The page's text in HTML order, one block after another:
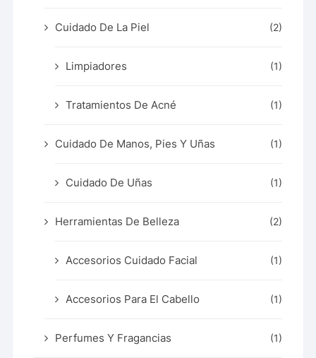
Cuidado De La Piel (2)
Limpiadores (1)
Tratamientos De Acné (1)
Cuidado De Manos, Pies Y Uñas (1)
Cuidado De Uñas (1)
Herramientas De Belleza (2)
Accesorios Cuidado Facial (1)
Accesorios Para El Cabello (1)
Perfumes Y Fragancias (1)